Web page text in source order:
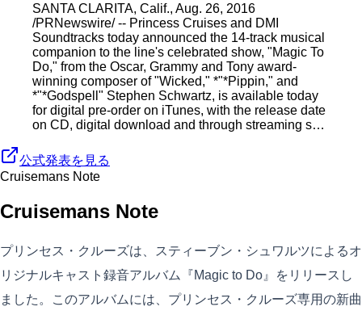
SANTA CLARITA, Calif., Aug. 26, 2016
/PRNewswire/ -- Princess Cruises and DMI
Soundtracks today announced the 14-track musical
companion to the line's celebrated show, "Magic To
Do," from the Oscar, Grammy and Tony award-
winning composer of "Wicked," *"*Pippin," and
*"*Godspell" Stephen Schwartz, is available today
for digital pre-order on iTunes, with the release date
on CD, digital download and through streaming s…
公式発表を見る
Cruisemans Note
Cruisemans Note
プリンセス・クルーズは、スティーブン・シュワルツによるオ
リジナルキャスト録音アルバム『Magic to Do』をリリースし
ました。このアルバムには、プリンセス・クルーズ専用の新曲